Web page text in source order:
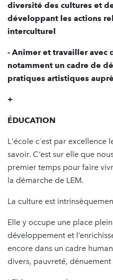
diversité des cultures et
développant les actions
interculturel
- Animer et travailler avec
notamment un cadre de
pratiques artistiques
+
ÉDUCATION
L'école c´est par excellence
savoir. C’est sur elle que
premier temps pour faire
la démarche de LEM.
La culture est
Elle y occupe une place
développement et
encore dans un cadre
divers, pauvreté,